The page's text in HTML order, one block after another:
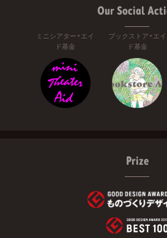
Our Social
ミニシアター・エイ
ド基金
ブックストア・エイ
ド基金
Prize